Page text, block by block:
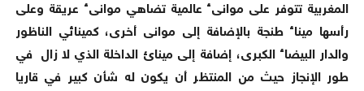
المغربية تتوفر على موانىء عالمية تضاهي موانىء عريقة وعلى
رأسها ميناء طنجة بالإضافة إلى موانى أخرى، كمينائي الناظور
والدار البيضاء الكبرى، إضافة إلى مينائ الداخلة الذي لا زال في
طور الإنجاز حيث من المنتظر أن يكون له شأن كبير في قاريا